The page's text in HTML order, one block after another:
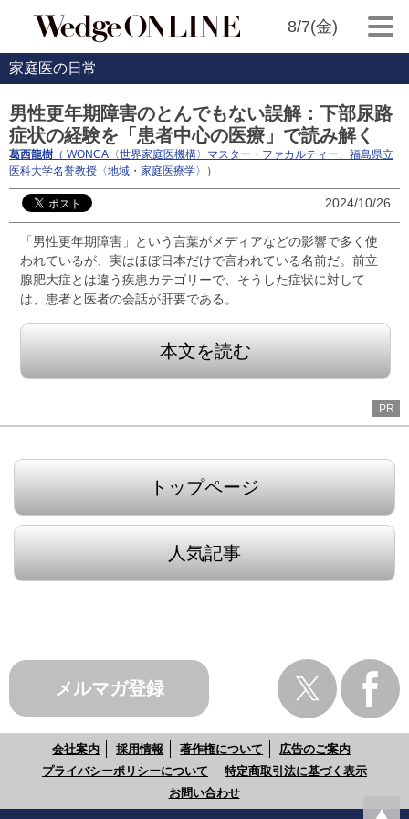
8/7(金)
家庭医の日常
男性更年期障害のとんでもない誤解：下部尿路
症状の経験を「患者中心の医療」で読み解く
葛西龍樹 （ WONCA〈世界家庭医機構〉マスター・ファカルティー、福島県立
医科大学名誉教授〈地域・家庭医療学〉）
2024/10/26
「男性更年期障害」という言葉がメディアなどの影響で多く使
われているが、実はほぼ日本だけで言われている名前だ。前立
腺肥大症とは違う疾患カテゴリーで、そうした症状に対して
は、患者と医者の会話が肝要である。
本文を読む
PR
トップページ
人気記事
メルマガ登録
会社案内 採用情報 著作権について
広告のご案内
プライバシーポリシーについて
特定商取引法に基づく表示
お問い合わせ